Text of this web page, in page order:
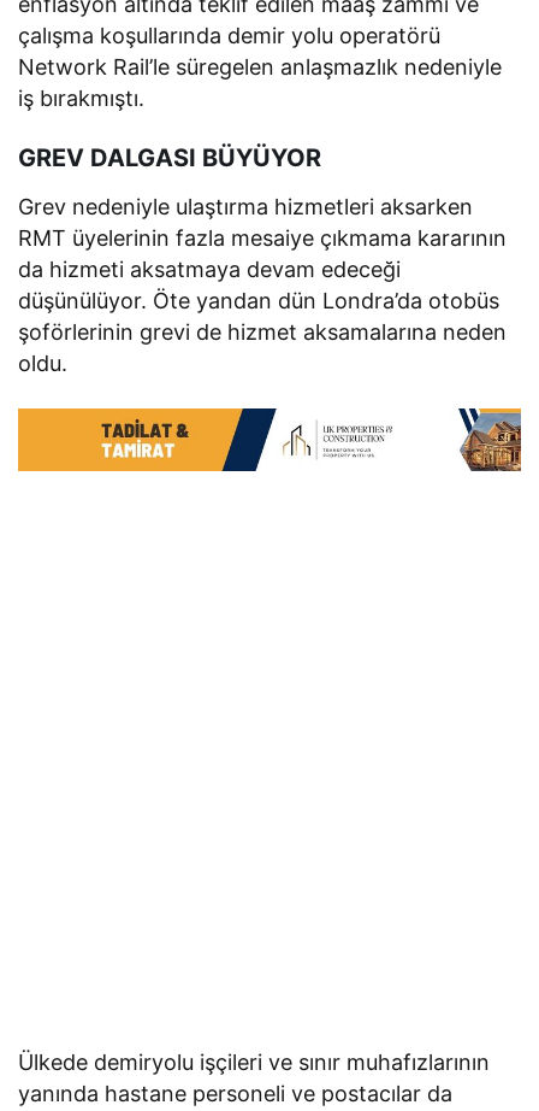
çalışma koşullarında demir yolu operatörü
Network Rail’le süregelen anlaşmazlık nedeniyle
iş bırakmıştı.
GREV DALGASI BÜYÜYOR
Grev nedeniyle ulaştırma hizmetleri aksarken
RMT üyelerinin fazla mesaiye çıkmama kararının
da hizmeti aksatmaya devam edeceği
düşünülüyor. Öte yandan dün Londra’da otobüs
şoförlerinin grevi de hizmet aksamalarına neden
oldu.
Ülkede demiryolu işçileri ve sınır muhafızlarının
yanında hastane personeli ve postacılar da